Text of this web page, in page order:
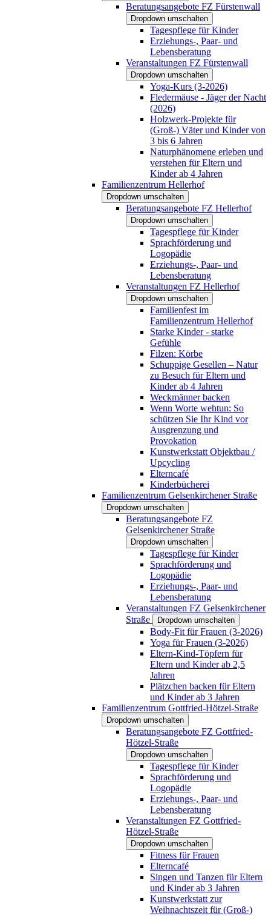
Beratungsangebote FZ Fürstenwall
Dropdown umschalten
Tagespflege für Kinder
Erziehungs-, Paar- und
Lebensberatung
Veranstaltungen FZ Fürstenwall
Dropdown umschalten
Yoga-Kurs (3-2026)
Fledermäuse - Jäger der Nacht
(2026)
Holzwerk-Projekte für
(Groß-) Väter und Kinder von
3 bis 6 Jahren
Naturphänomene erleben und
verstehen für Eltern und
Kinder ab 4 Jahren
Familienzentrum Hellerhof
Dropdown umschalten
Beratungsangebote FZ Hellerhof
Dropdown umschalten
Tagespflege für Kinder
Sprachförderung und
Logopädie
Erziehungs-, Paar- und
Lebensberatung
Veranstaltungen FZ Hellerhof
Dropdown umschalten
Familienfest im
Familienzentrum Hellerhof
Starke Kinder - starke
Gefühle
Filzen: Körbe
Schuppige Gesellen – Natur
zu Besuch für Eltern und
Kinder ab 4 Jahren
Weckmänner backen
Wenn Worte wehtun: So
schützen Sie Ihr Kind vor
Ausgrenzung und
Provokation
Kunstwerkstatt Objektbau /
Upcycling
Elterncafé
Kinderbücherei
Familienzentrum Gelsenkirchener Straße
Dropdown umschalten
Beratungsangebote FZ
Gelsenkirchener Straße
Dropdown umschalten
Tagespflege für Kinder
Sprachförderung und
Logopädie
Erziehungs-, Paar- und
Lebensberatung
Veranstaltungen FZ Gelsenkirchener
Straße
Dropdown umschalten
Body-Fit für Frauen (3-2026)
Yoga für Frauen (3-2026)
Eltern-Kind-Töpfern für
Eltern und Kinder ab 2,5
Jahren
Plätzchen backen für Eltern
und Kinder ab 3 Jahren
Familienzentrum Gottfried-Hötzel-Straße
Dropdown umschalten
Beratungsangebote FZ Gottfried-
Hötzel-Straße
Dropdown umschalten
Tagespflege für Kinder
Sprachförderung und
Logopädie
Erziehungs-, Paar- und
Lebensberatung
Veranstaltungen FZ Gottfried-
Hötzel-Straße
Dropdown umschalten
Fitness für Frauen
Elterncafé
Singen und Tanzen für Eltern
und Kinder ab 3 Jahren
Kunstwerkstatt zur
Weihnachtszeit für (Groß-)